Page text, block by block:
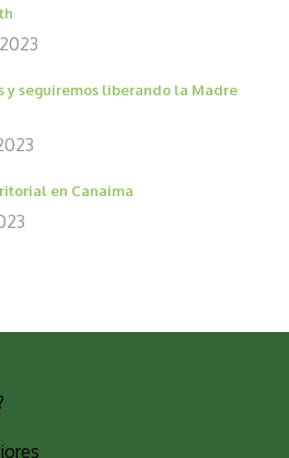
y seguiremos liberando la Madre
en Canaima